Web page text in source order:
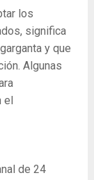
los
significa
y que
Algunas
de 24